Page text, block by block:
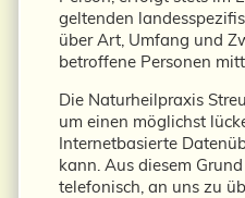
geltenden
über Art, Umfang und
betroffene Personen
Die Naturheilpraxis
um einen möglichst
Internetbasierte
kann. Aus diesem
telefonisch, an uns zu